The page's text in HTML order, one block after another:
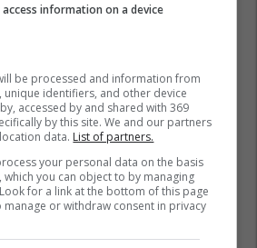
2026 Eventi
Klan Arena
information on a device
be processed and information from
unique identifiers, and other device
accessed by and shared with 369
by this site. We and our partners
data. List of partners.
your personal data on the basis
you can object to by managing
for a link at the bottom of this page
manage or withdraw consent in privacy